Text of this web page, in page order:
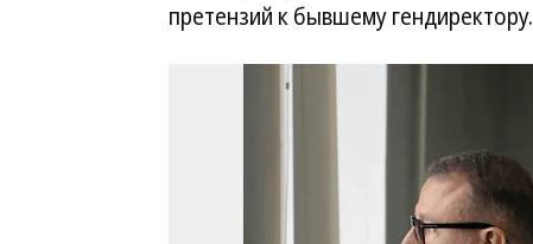
претензий к бывшему гендиректору.